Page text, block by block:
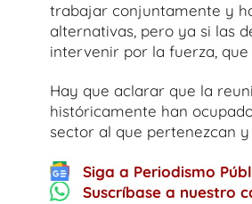
trabajar conjuntamente y
alternativas, pero ya si las
intervenir por la fuerza,
Hay que aclarar que la
históricamente han
sector al que pertenezcan
Siga a Periodismo
Suscríbase a nuestro